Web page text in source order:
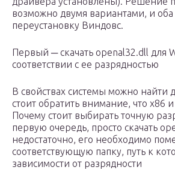
возможно двумя вариантами, и
переустановку Виндовс.
Первый ─ скачать openal32.dll для
соответствии с ее разрядностью
В свойствах системы можно найти
стоит обратить внимание, что x86
Почему стоит выбирать точную
первую очередь, просто скачать
недостаточно, его необходимо
соответствующую папку, путь к
зависимости от разрядности